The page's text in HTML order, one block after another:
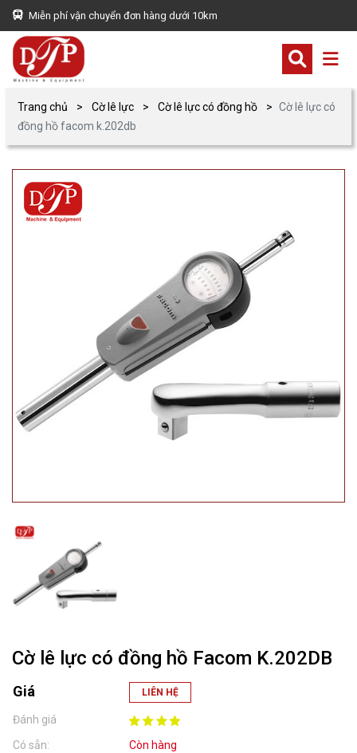
Miễn phí vận chuyển đơn hàng dưới 10km
Trang chủ Cờ lê lực Cờ lê lực có đồng hồ
Cờ lê lực có
đồng hồ facom k.202db
Cờ lê lực có đồng hồ Facom K.202DB
Giá LIÊN HỆ
Đánh giá
Có sẵn:
Còn hàng